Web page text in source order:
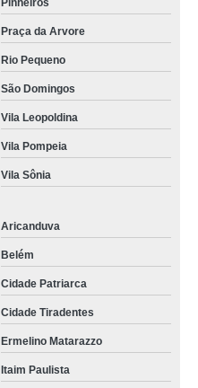
Pinheiros
Praça da Arvore
Rio Pequeno
São Domingos
Vila Leopoldina
Vila Pompeia
Vila Sônia
Aricanduva
Belém
Cidade Patriarca
Cidade Tiradentes
Ermelino Matarazzo
Itaim Paulista